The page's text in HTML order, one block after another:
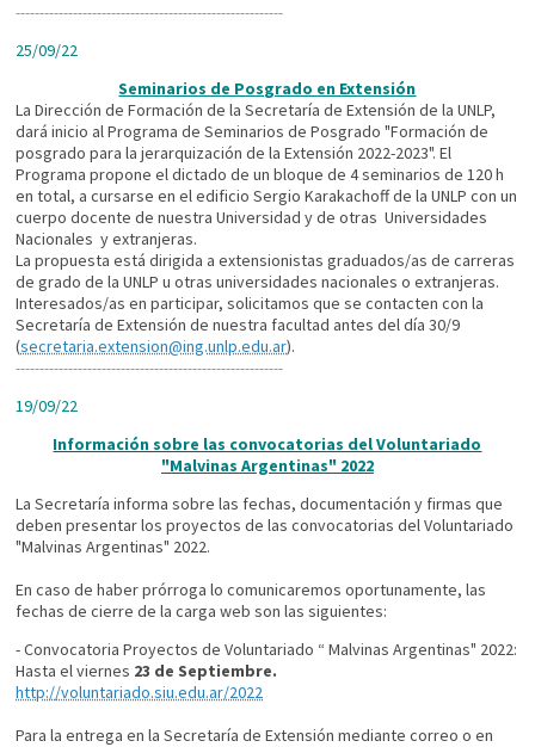
--------------------------------------------------------
25/09/22
Seminarios de Posgrado en Extensión
La Dirección de Formación de la Secretaría de Extensión de la UNLP,
dará inicio al Programa de Seminarios de Posgrado "Formación de
posgrado para la jerarquización de la Extensión 2022-2023". El
Programa propone el dictado de un bloque de 4 seminarios de 120 h
en total, a cursarse en el edificio Sergio Karakachoff de la UNLP con un
cuerpo docente de nuestra Universidad y de otras Universidades
Nacionales y extranjeras.
La propuesta está dirigida a extensionistas graduados/as de carreras
de grado de la UNLP u otras universidades nacionales o extranjeras.
Interesados/as en participar, solicitamos que se contacten con la
Secretaría de Extensión de nuestra facultad antes del día 30/9
(secretaria.extension@ing.unlp.edu.ar).
--------------------------------------------------------
19/09/22
Información sobre las convocatorias del Voluntariado
"Malvinas Argentinas" 2022
La Secretaría informa sobre las fechas, documentación y firmas que
deben presentar los proyectos de las convocatorias del Voluntariado
"Malvinas Argentinas" 2022.
En caso de haber prórroga lo comunicaremos oportunamente, las
fechas de cierre de la carga web son las siguientes:
- Convocatoria Proyectos de Voluntariado “ Malvinas Argentinas" 2022:
Hasta el viernes 23 de Septiembre.
http://voluntariado.siu.edu.ar/2022
Para la entrega en la Secretaría de Extensión mediante correo o en